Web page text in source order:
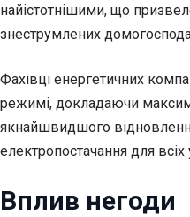
найістотнішими, що
знеструмлених
Фахівці енергетичних
режимі, докладаючи
якнайшвидшого
електропостачання для всіх
Вплив негоди